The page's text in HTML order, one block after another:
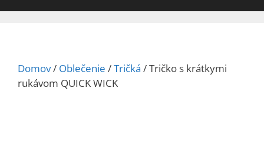
Domov/ Oblečenie /Tričká / Tričko s krátkymi
rukávom QUICK WICK